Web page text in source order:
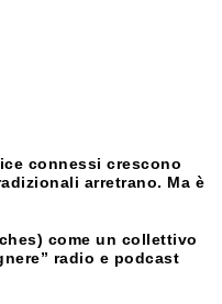
connessi crescono
arretrano. Ma è
come un collettivo
radio e podcast